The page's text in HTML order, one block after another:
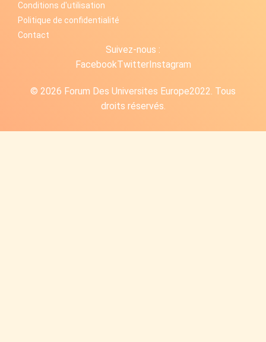
Conditions d'utilisation
Politique de confidentialité
Contact
Suivez-nous :
FacebookTwitterInstagram
© 2026 Forum Des Universites Europe2022. Tous
droits réservés.